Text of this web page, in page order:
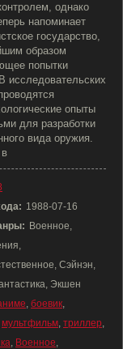
однако
напоминает
государство,
образом
попытки
исследовательских
опыты
для разработки
вида оружия.
1988-07-16
Военное,
Сэйнэн,
Экшен
, боевик,
мультфильм, триллер,
, Военное,